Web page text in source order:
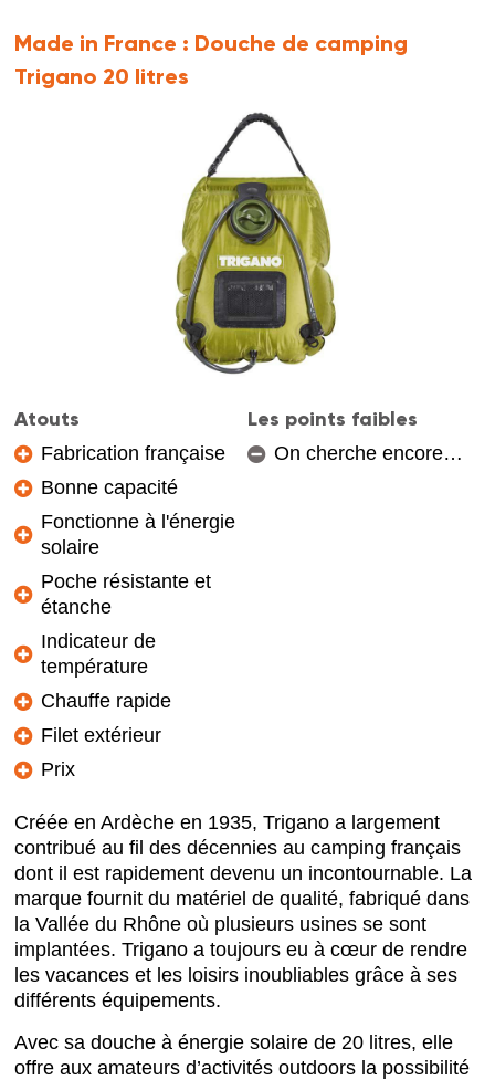
Made in France : Douche de camping
Trigano 20 litres
Atouts
Fabrication française
Bonne capacité
Fonctionne à l'énergie
solaire
Poche résistante et
étanche
Indicateur de
température
Chauffe rapide
Filet extérieur
Prix
Les points faibles
On cherche encore…
Créée en Ardèche en 1935, Trigano a largement
contribué au fil des décennies au camping français
dont il est rapidement devenu un incontournable. La
marque fournit du matériel de qualité, fabriqué dans
la Vallée du Rhône où plusieurs usines se sont
implantées. Trigano a toujours eu à cœur de rendre
les vacances et les loisirs inoubliables grâce à ses
différents équipements.
Avec sa douche à énergie solaire de 20 litres, elle
offre aux amateurs d’activités outdoors la possibilité